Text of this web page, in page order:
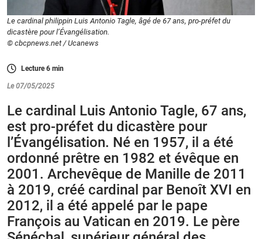
Le cardinal philippin Luis Antonio Tagle, âgé de 67 ans, pro-préfet du
dicastère pour l’Évangélisation.
© cbcpnews.net / Ucanews
Lecture6 min
Le 07/05/2025
Le cardinal Luis Antonio Tagle, 67 ans,
est pro-préfet du dicastère pour
l’Évangélisation. Né en 1957, il a été
ordonné prêtre en 1982 et évêque en
2001. Archevêque de Manille de 2011
à 2019, créé cardinal par Benoît XVI en
2012, il a été appelé par le pape
François au Vatican en 2019. Le père